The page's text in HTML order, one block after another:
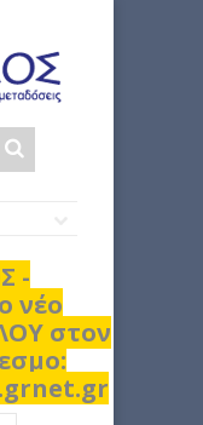
Φόρμα
-
νέο
στον